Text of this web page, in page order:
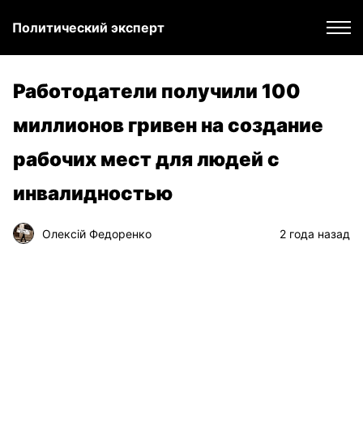
Политический эксперт
Работодатели получили 100
миллионов гривен на создание
рабочих мест для людей с
инвалидностью
Олексій Федоренко 2 года назад